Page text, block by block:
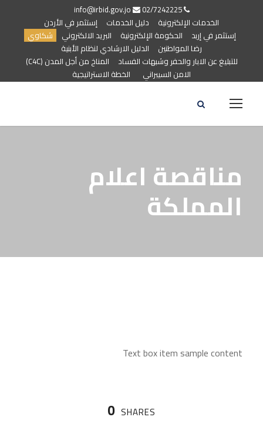
02/7242225
الخدمات الإلكترونية
دليل الخدمات
إستثمر في الأردن
إستثمر في إربد
الحكومة الإلكترونية البريد الالكتروني
شكاوي
رضا المواطنين
الدليل الارشادي لنظام الأبنية
للتبليغ عن الابار والحفر وشبهات الفساد
المناخ من أجل المدن (C4C)
الامن السيبراني
الخطة الاستراتيجية
مناقصة اعلام
المملكة
Text box item sample content
0 SHARES